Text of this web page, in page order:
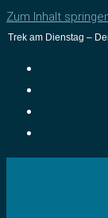
Zum Inhalt
Trek am Dienstag –